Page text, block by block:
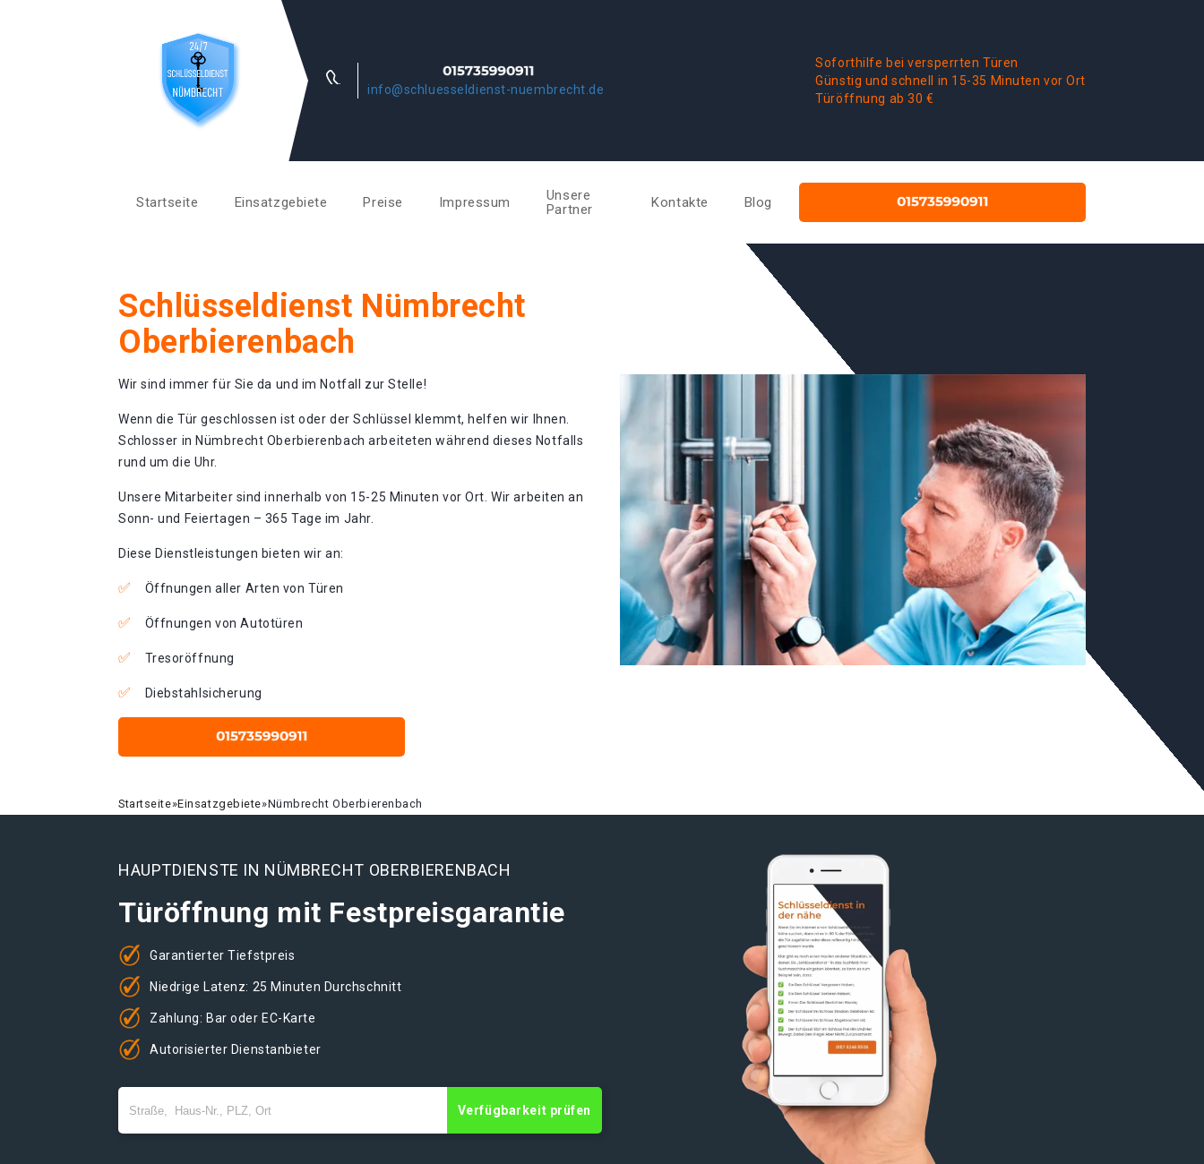
info@schluesseldienst-nuembrecht.de
Soforthilfe bei versperrten Türen
Günstig und schnell in 15-35 Minuten vor Ort
Türöffnung ab 30 €
Startseite Einsatzgebiete Preise Impressum
Unsere
Partner
Kontakte Blog
Schlüsseldienst Nümbrecht
Oberbierenbach
Wir sind immer für Sie da und im Notfall zur Stelle!
Wenn die Tür geschlossen ist oder der Schlüssel klemmt, helfen wir Ihnen.
Schlosser in Nümbrecht Oberbierenbach arbeiteten während dieses Notfalls
rund um die Uhr.
Unsere Mitarbeiter sind innerhalb von 15-25 Minuten vor Ort. Wir arbeiten an
Sonn- und Feiertagen – 365 Tage im Jahr.
Diese Dienstleistungen bieten wir an:
Öffnungen aller Arten von Türen
Öffnungen von Autotüren
Tresoröffnung
Diebstahlsicherung
Startseite»Einsatzgebiete»Nümbrecht Oberbierenbach
HAUPTDIENSTE IN NÜMBRECHT OBERBIERENBACH
Türöffnung mit Festpreisgarantie
Garantierter Tiefstpreis
Niedrige Latenz: 25 Minuten Durchschnitt
Zahlung: Bar oder EC-Karte
Autorisierter Dienstanbieter
Verfügbarkeit prüfen